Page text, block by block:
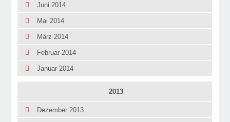
Juni 2014
Mai 2014
März 2014
Februar 2014
Januar 2014
2013
Dezember 2013